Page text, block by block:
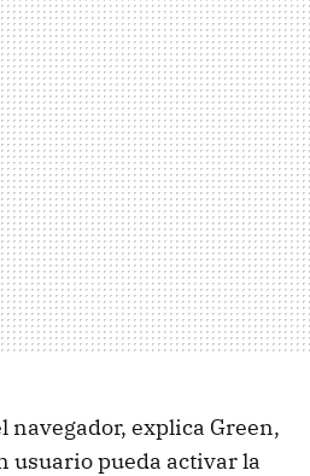
navegador, explica Green,
usuario pueda activar la